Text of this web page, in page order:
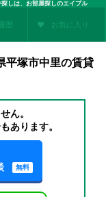
しは、お部屋探しのエイブル
歴 お気に入り
平塚市中里の賃貸
ん。
あります。
無料